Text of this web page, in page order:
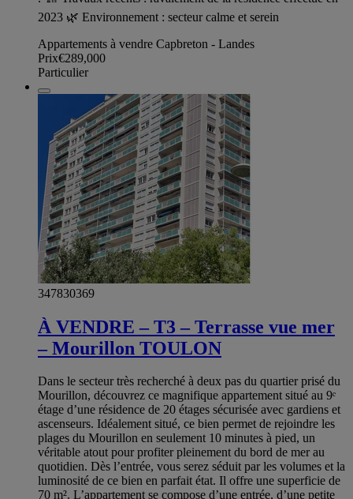
2023 🌿 Environnement : secteur calme et serein
Appartements à vendre Capbreton - Landes
Prix€289,000
Particulier
347830369
À VENDRE – T3 – Terrasse vue mer
– Mourillon TOULON
Dans le secteur très recherché à deux pas du quartier prisé du
Mourillon, découvrez ce magnifique appartement situé au 9ᵉ
étage d’une résidence de 20 étages sécurisée avec gardiens et
ascenseurs. Idéalement situé, ce bien permet de rejoindre les
plages du Mourillon en seulement 10 minutes à pied, un
véritable atout pour profiter pleinement du bord de mer au
quotidien. Dès l’entrée, vous serez séduit par les volumes et la
luminosité de ce bien en parfait état. Il offre une superficie de
70 m². L’appartement se compose d’une entrée, d’une petite